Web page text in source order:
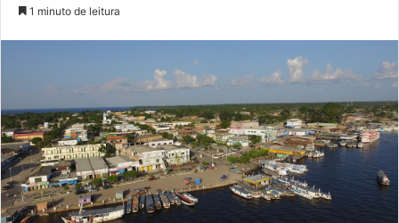
1 minuto de leitura